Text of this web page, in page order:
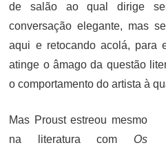
de salão ao qual dirige
conversação elegante, mas
aqui e retocando acolá, para
atinge o âmago da questão
o comportamento do artista à
Mas Proust estreou mesmo
na literatura com Os